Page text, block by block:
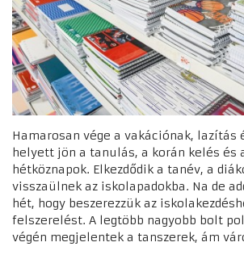
Hamarosan vége a vakációnak, lazítás
helyett jön a tanulás, a korán kelés és
hétköznapok. Elkezdődik a tanév, a
visszaülnek az iskolapadokba. Na de
hét, hogy beszerezzük az
felszerelést. A legtöbb nagyobb bolt
végén megjelentek a tanszerek, ám